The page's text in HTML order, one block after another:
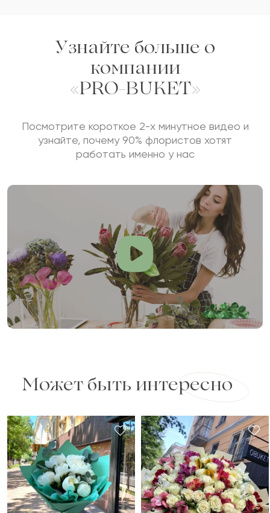
Узнайте больше о
компании
«PRO-BUKET»
Посмотрите короткое 2-х минутное видео и
узнайте, почему 90% флористов хотят
работать именно у нас
Может быть интересно